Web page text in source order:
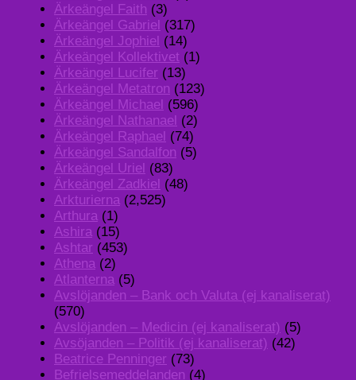
Ärkeängel Faith (3)
Ärkeängel Gabriel (317)
Ärkeängel Jophiel (14)
Ärkeängel Kollektivet (1)
Ärkeängel Lucifer (13)
Ärkeängel Metatron (123)
Ärkeängel Michael (596)
Ärkeängel Nathanael (2)
Ärkeängel Raphael (74)
Ärkeängel Sandalfon (5)
Ärkeängel Uriel (83)
Ärkeängel Zadkiel (48)
Arkturierna (2,525)
Arthura (1)
Ashira (15)
Ashtar (453)
Athena (2)
Atlanterna (5)
Avslöjanden – Bank och Valuta (ej kanaliserat)
(570)
Avslöjanden – Medicin (ej kanaliserat) (5)
Avsöjanden – Politik (ej kanaliserat) (42)
Beatrice Penninger (73)
Befrielsemeddelanden (4)